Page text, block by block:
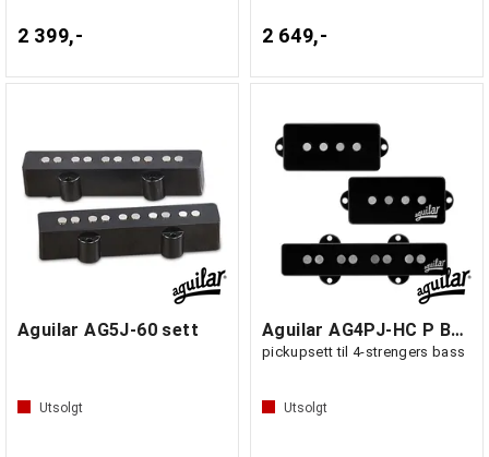
2 399,- 2 649,-
Aguilar AG5J-60 sett
Utsolgt
Aguilar AG4PJ-HC P Bass
pickupsett til 4-strengers bass
Utsolgt